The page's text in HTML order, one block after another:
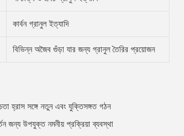
কার্বন গ্রানুল ইত্যাদি
বিভিন্ন অজৈব গুঁড়া যার জন্য গ্রানুল তৈরির প্রয়োজন
হ্রাস সঙ্গে নতুন এবং যুক্তিসঙ্গত গঠন
জন্য উপযুক্ত নমনীয় প্রক্রিয়া ব্যবস্থা